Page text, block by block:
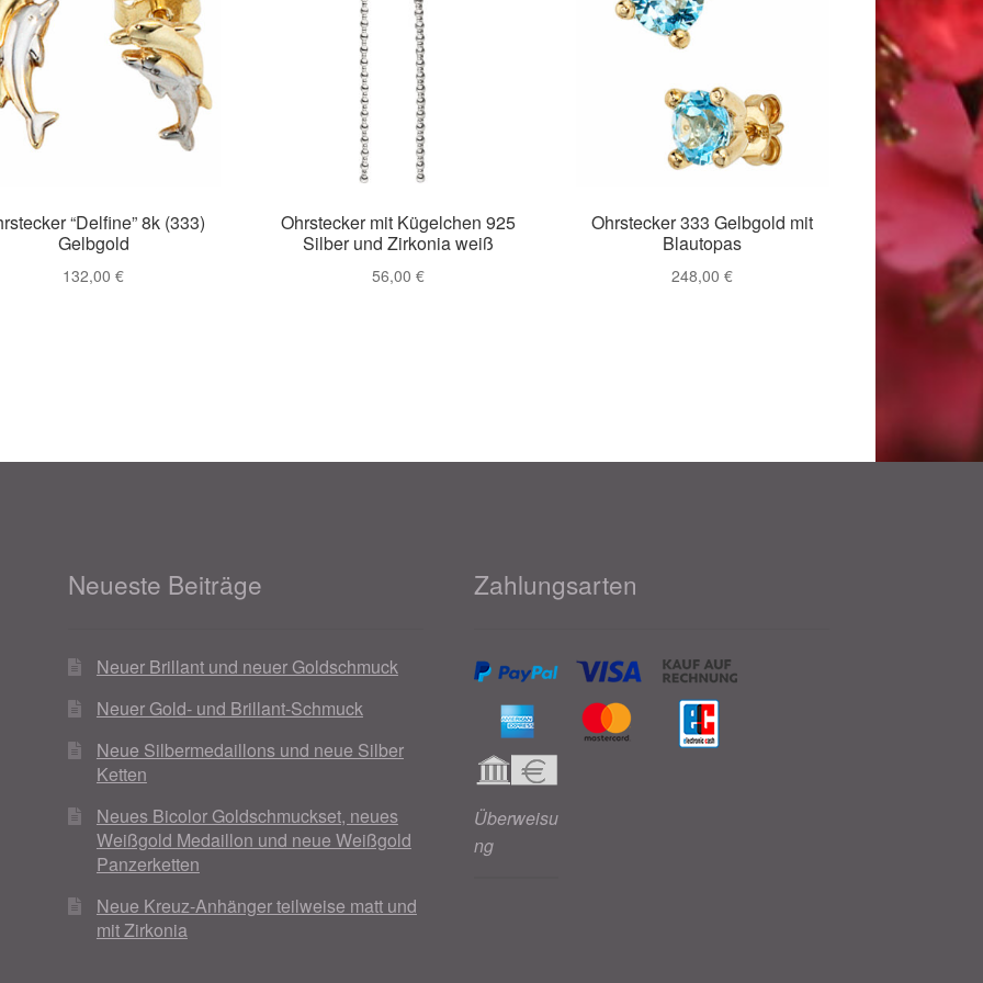
“Delfine” 8k (333)
Gelbgold
132,00€
Ohrstecker mit Kügelchen 925
Silber und Zirkonia weiß
56,00 €
Ohrstecker 333 Gelbgold mit
Blautopas
248,00€
Neueste Beiträge
Neuer Brillant und neuer Goldschmuck
Neuer Gold- und Brillant-Schmuck
Neue Silbermedaillons und neue Silber
Ketten
Neues Bicolor Goldschmuckset, neues
Weißgold Medaillon und neue Weißgold
Panzerketten
Neue Kreuz-Anhänger teilweise matt und
mit Zirkonia
Zahlungsarten
Überweisu
ng